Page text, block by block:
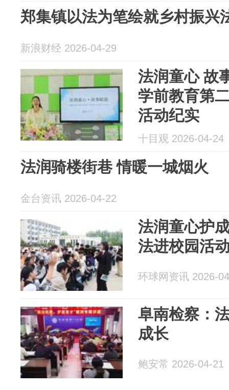
郑集镇以法为笔绘就乡村振兴
新浪财经 2026-04-29
法润童心
学前教育第
活动纪实
十目观 2026-04-24
法润骑楼街巷 情暖一城烟火
金台资讯 2026-04-22
法润童心护
法进校园活
环球网资讯 2026-
阜南检察：
成长
鲍安常 2026-04-21